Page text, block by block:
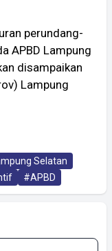
perundang-
APBD Lampung
disampaikan
Lampung
Selatan
#APBD